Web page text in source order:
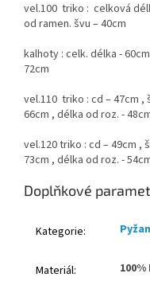
vel.100 triko : celková
od ramen. švu – 40cm
kalhoty : celk. délka -
72cm
vel.110 triko : cd – 47cm ,
66cm , délka od roz. -
vel.120 triko : cd – 49cm ,
73cm , délka od roz. -
Doplňkové
Kategorie:
Materiál: